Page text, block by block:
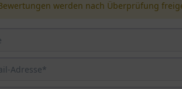
werden nach Überprüfung